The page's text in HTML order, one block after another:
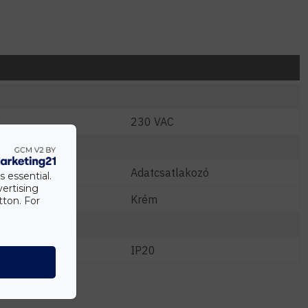
230 VAC
Adatcsatlakozó
Krém
IP20
essential.
For